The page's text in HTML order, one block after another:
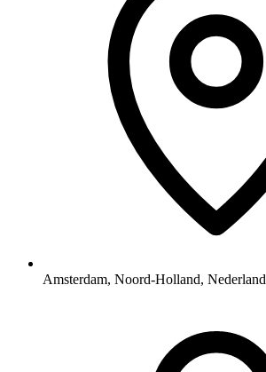
Amsterdam, Noord-Holland, Nederland